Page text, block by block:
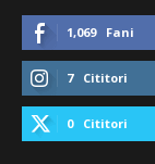
1,069 Fani
7 Cititori
0 Cititori